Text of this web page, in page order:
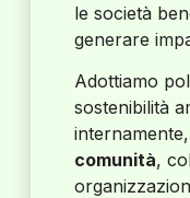
le società
generare
Adottiamo
sostenibilità
internamente,
comunità,